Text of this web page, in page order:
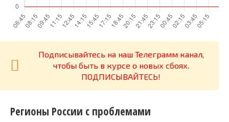
Подписывайтесь на наш Телеграмм канал,
чтобы быть в курсе о новых сбоях.
ПОДПИСЫВАЙТЕСЬ!
Регионы России с проблемами